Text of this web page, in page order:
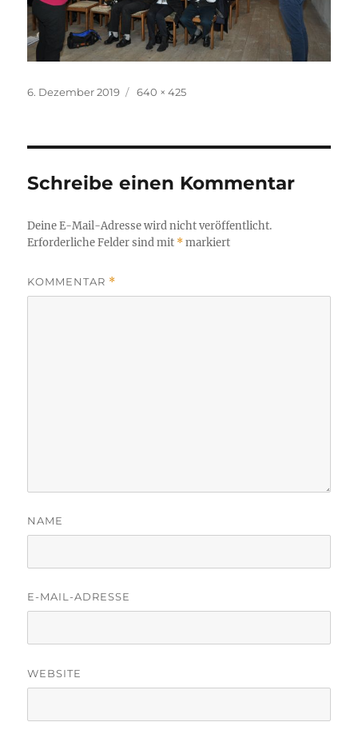
Veröffentlicht
6. Dezember 2019 Originalgröße
640 × 425
Schreibe einen Kommentar
Deine E-Mail-Adresse wird nicht veröffentlicht.
Erforderliche Felder sind mit *markiert
KOMMENTAR *
NAME
E-MAIL-ADRESSE
WEBSITE